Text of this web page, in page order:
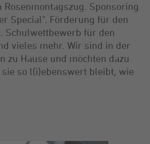
Rosenmontagszug. Sponsoring
Special". Förderung für den
Schulwettbewerb für den
vieles mehr. Wir sind in der
zu Hause und möchten dazu
so l(i)ebenswert bleibt, wie